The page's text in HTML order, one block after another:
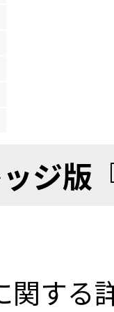
ジ版
関する